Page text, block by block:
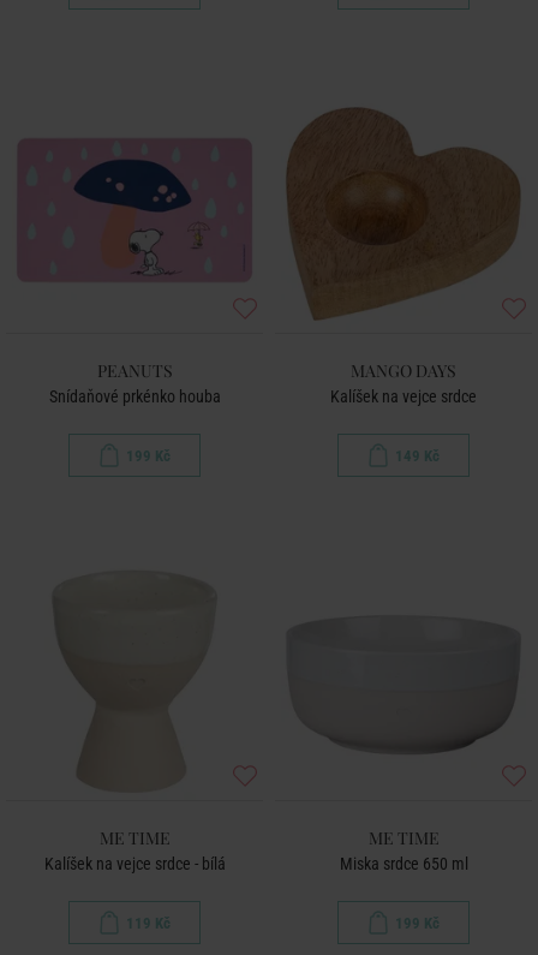
PEANUTS
Snídaňové prkénko houba
199 Kč
MANGO DAYS
Kalíšek na vejce srdce
149 Kč
ME TIME
Kalíšek na vejce srdce - bílá
119 Kč
ME TIME
Miska srdce 650 ml
199 Kč